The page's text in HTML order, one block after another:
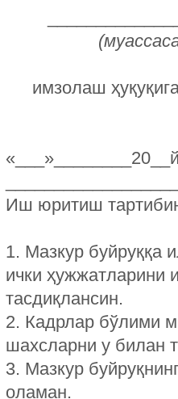
имзолаш
Иш юритиш
1. Мазкур буйруққа
ички ҳужжатларини
тасдиқлансин.
2. Кадрлар бўлими
шахсларни у билан
3. Мазкур
оламан.